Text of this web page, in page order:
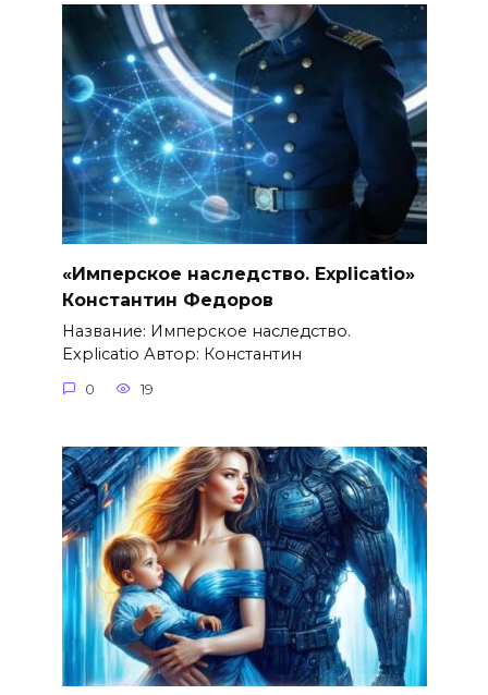
«Имперское наследство. Explicatio»
Константин Федоров
Название: Имперское наследство.
Explicatio Автор: Константин
0 19